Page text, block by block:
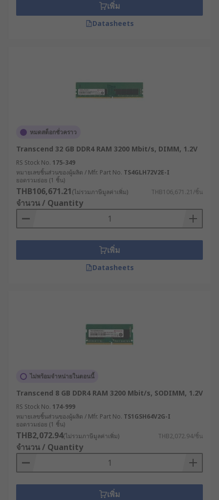
เพิ่ม
Datasheets
หมดสต็อกชั่วคราว
Transcend 32 GB DDR4 RAM 3200 Mbit/s, DIMM, 1.2V
RS Stock No. 175-349
หมายเลขชิ้นส่วนของผู้ผลิต / Mfr. Part No. TS4GLH72V2E-I
ยอดรวมย่อย (1 ชิ้น)
THB106,671.21(ไม่รวมภาษีมูลค่าเพิ่ม) THB106,671.21/ชิ้น
จำนวน / Quantity
เพิ่ม
Datasheets
ไม่พร้อมจำหน่ายในตอนนี้
Transcend 8 GB DDR4 RAM 3200 Mbit/s, SODIMM, 1.2V
RS Stock No. 174-999
หมายเลขชิ้นส่วนของผู้ผลิต / Mfr. Part No. TS1GSH64V2G-I
ยอดรวมย่อย (1 ชิ้น)
THB2,072.94(ไม่รวมภาษีมูลค่าเพิ่ม) THB2,072.94/ชิ้น
จำนวน / Quantity
เพิ่ม